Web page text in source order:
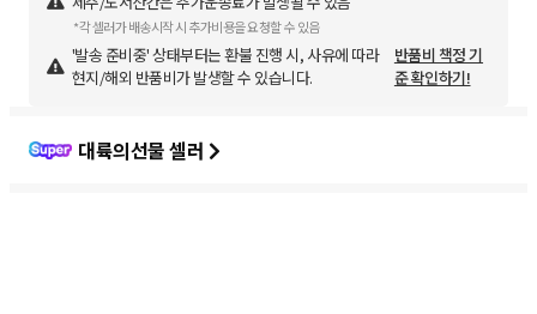
*각 셀러가 배송시작 시 추가비용을 요청할 수 있음
'발송 준비중' 상태부터는 환불 진행 시, 사유에 따라
현지/해외 반품비가 발생할 수 있습니다.
반품비 책정 기
준 확인하기!
대륙의선물 셀러